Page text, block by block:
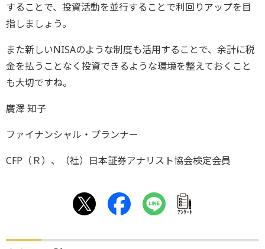
することで、投資活動を並行することで利回りアップを目
指しましょう。
また新しいNISAのような制度も活用することで、余計に税
金を払うことなく投資できるような環境を整えておくこと
も大切ですね。
廣澤 知子
ファイナンシャル・プランナー
CFP（Ｒ）、（社）日本証券アナリスト協会検定会員
ｱﾝｹｰﾄ